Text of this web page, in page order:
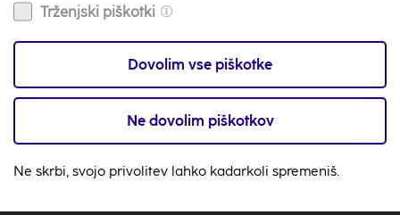
Zavarovanja
Splošno
Trženjski piškotki
Dovolim vse piškotke
Ne dovolim piškotkov
Ne skrbi, svojo privolitev lahko kadarkoli spremeniš.